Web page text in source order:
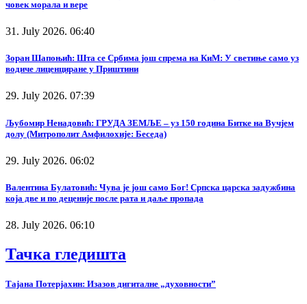
човек морала и вере
31. July 2026. 06:40
Зоран Шапоњић: Шта се Србима још спрема на КиМ: У светиње само уз
водиче лиценциране у Приштини
29. July 2026. 07:39
Љубомир Ненадовић: ГРУДА ЗЕМЉЕ – уз 150 година Битке на Вучјем
долу (Митрополит Амфилохије: Беседа)
29. July 2026. 06:02
Валентина Булатовић: Чува је још само Бог! Српска царска задужбина
која две и по деценије после рата и даље пропада
28. July 2026. 06:10
Тачка гледишта
Тајана Потерјахин: Изазов дигиталне „духовности”